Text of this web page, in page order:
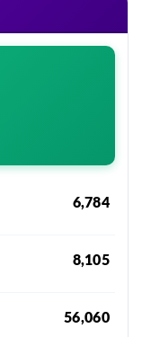
6,784
8,105
56,060